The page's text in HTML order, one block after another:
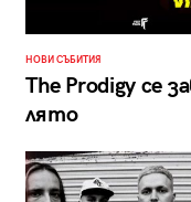
НОВИ СЪБИТИЯ
The Prodigy се
лято